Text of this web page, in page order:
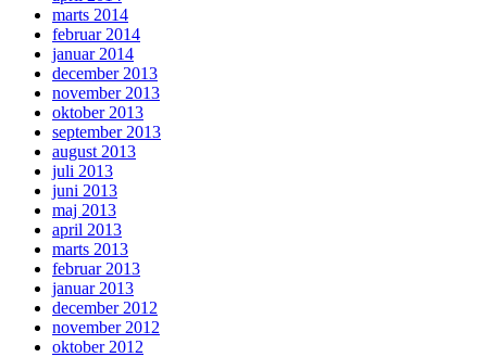
marts 2014
februar 2014
januar 2014
december 2013
november 2013
oktober 2013
september 2013
august 2013
juli 2013
juni 2013
maj 2013
april 2013
marts 2013
februar 2013
januar 2013
december 2012
november 2012
oktober 2012